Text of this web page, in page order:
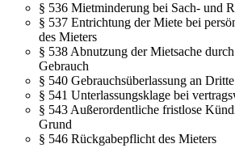
§ 536 Mietminderung bei Sach- und
§ 537 Entrichtung der Miete bei
des Mieters
§ 538 Abnutzung der Mietsache
Gebrauch
§ 540 Gebrauchsüberlassung an Dritte
§ 541 Unterlassungsklage bei
§ 543 Außerordentliche fristlose
Grund
§ 546 Rückgabepflicht des Mieters